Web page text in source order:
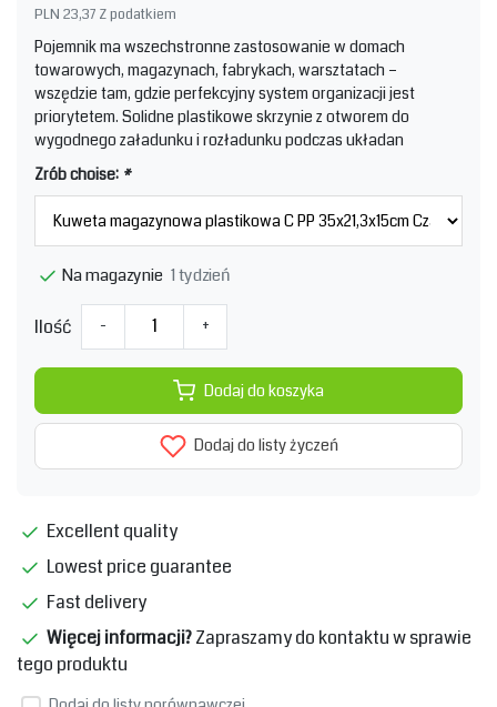
PLN 23,37 Z podatkiem
Pojemnik ma wszechstronne zastosowanie w domach
towarowych, magazynach, fabrykach, warsztatach –
wszędzie tam, gdzie perfekcyjny system organizacji jest
priorytetem. Solidne plastikowe skrzynie z otworem do
wygodnego załadunku i rozładunku podczas układan
Zrób choise: *
Na magazynie 1 tydzień
Ilość - +
Dodaj do koszyka
Dodaj do listy życzeń
Excellent quality
Lowest price guarantee
Fast delivery
Więcej informacji?Zapraszamy do kontaktu w sprawie
tego produktu